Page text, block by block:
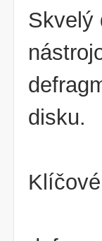
Skvelý
disku.